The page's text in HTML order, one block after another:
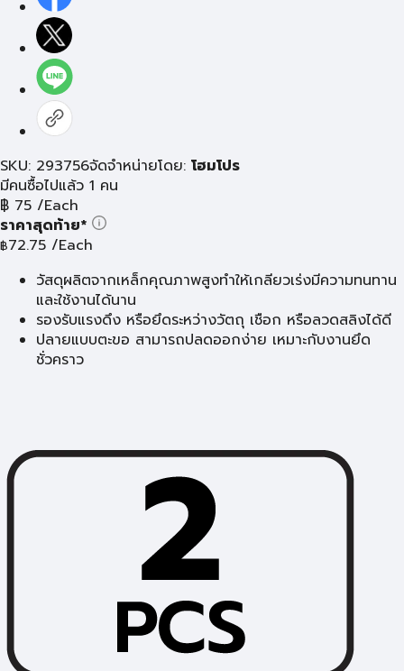
SKU: 293756จัดจำหน่ายโดย: โฮมโปร
มีคนซื้อไปแล้ว 1 คน
฿ 75 /Each
ราคาสุดท้าย*
฿72.75 /Each
วัสดุผลิตจากเหล็กคุณภาพสูงทำให้เกลียวเร่งมีความทนทาน
และใช้งานได้นาน
รองรับแรงดึง หรือยึดระหว่างวัตถุ เชือก หรือลวดสลิงได้ดี
ปลายแบบตะขอ สามารถปลดออกง่าย เหมาะกับงานยึด
ชั่วคราว